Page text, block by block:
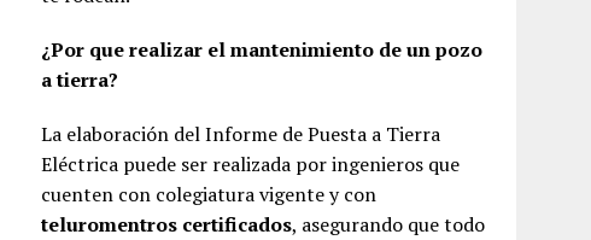
¿Por que realizar el mantenimiento de un pozo
a tierra?
La elaboración del Informe de Puesta a Tierra
Eléctrica puede ser realizada por ingenieros que
cuenten con colegiatura vigente y con
teluromentros certificados, asegurando que todo